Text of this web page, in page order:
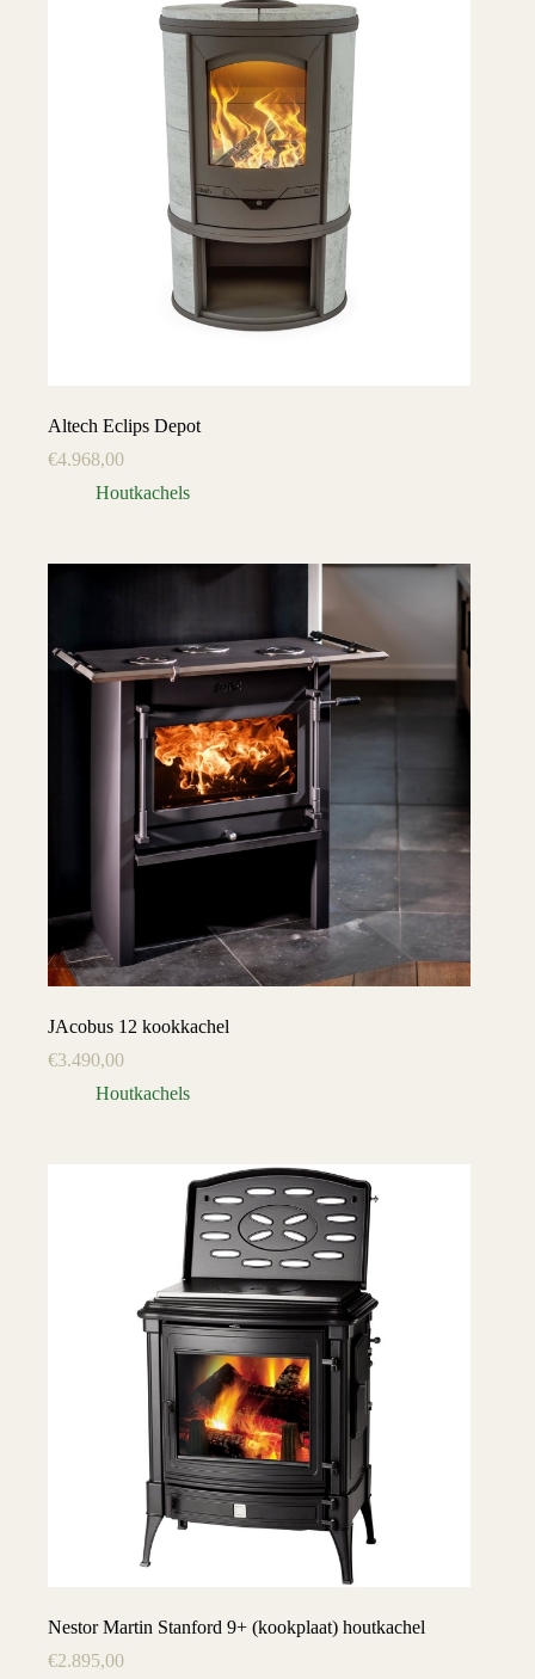
Altech Eclips Depot
€4.968,00
Houtkachels
JAcobus 12 kookkachel
€3.490,00
Houtkachels
Nestor Martin Stanford 9+ (kookplaat) houtkachel
€2.895,00